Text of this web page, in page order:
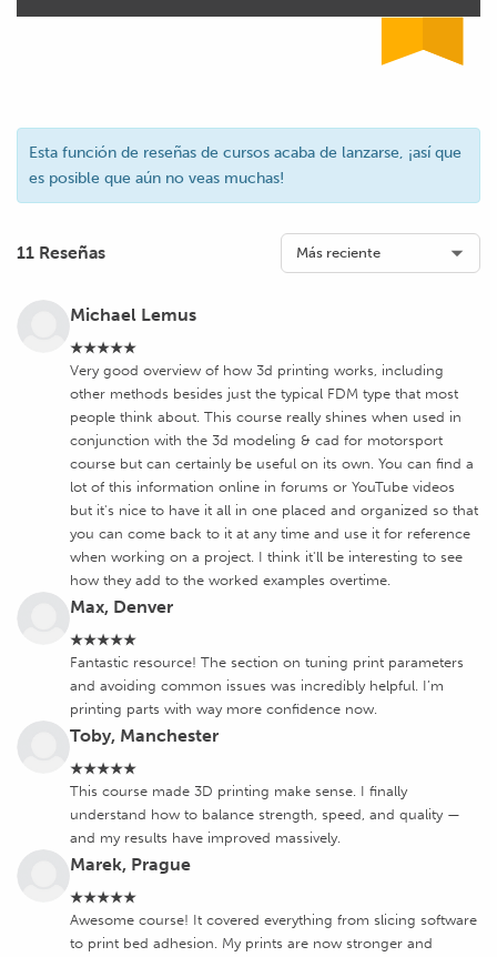
Esta función de reseñas de cursos acaba de lanzarse, ¡así que
es posible que aún no veas muchas!
11 Reseñas
Michael Lemus
★★★★★
Very good overview of how 3d printing works, including
other methods besides just the typical FDM type that most
people think about. This course really shines when used in
conjunction with the 3d modeling & cad for motorsport
course but can certainly be useful on its own. You can find a
lot of this information online in forums or YouTube videos
but it's nice to have it all in one placed and organized so that
you can come back to it at any time and use it for reference
when working on a project. I think it'll be interesting to see
how they add to the worked examples overtime.
Max, Denver
★★★★★
Fantastic resource! The section on tuning print parameters
and avoiding common issues was incredibly helpful. I’m
printing parts with way more confidence now.
Toby, Manchester
★★★★★
This course made 3D printing make sense. I finally
understand how to balance strength, speed, and quality —
and my results have improved massively.
Marek, Prague
★★★★★
Awesome course! It covered everything from slicing software
to print bed adhesion. My prints are now stronger and